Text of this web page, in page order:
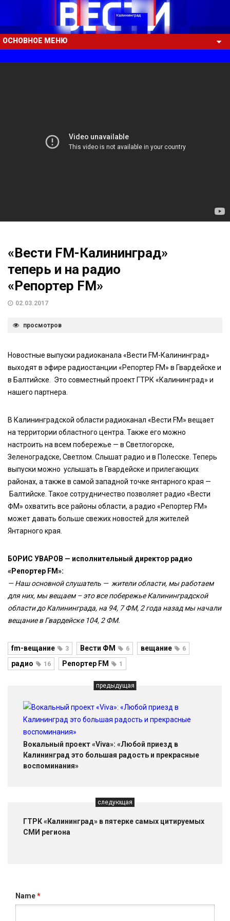
ОСНОВНОЕ МЕНЮ
«Вести FM-Калининград»
теперь и на радио
«Репортер FM»
02.03.2017
просмотров
Новостные выпуски радиоканала «Вести FM-Калининград»
выходят в эфире радиостанции «Репортер FM» в Гвардейске и
в Балтийске. Это совместный проект ГТРК «Калининград» и
нашего партнера.
В Калининградской области радиоканал «Вести FM» вещает
на территории областного центра. Также его можно
настроить на всем побережье — в Светлогорске,
Зеленоградске, Светлом. Слышат радио и в Полесске. Теперь
выпуски можно услышать в Гвардейске и прилегающих
районах, а также в самой западной точке янтарного края —
Балтийске. Такое сотрудничество позволяет радио «Вести
ФМ» охватить все районы области, а радио «Репортер FM»
может давать больше свежих новостей для жителей
Янтарного края.
БОРИС УВАРОВ — исполнительный директор радио
«Репортер FM»:
— Наш основной слушатель — жители области, мы работаем
для них, мы вещаем – это все побережье Калининградской
области до Калининграда, на 94, 7 ФМ, 2 года назад мы начали
вещание в Гвардейске 104, 2 ФМ.
fm-вещание 3 Вести ФМ 6 вещание 6
радио 16 Репортер FM 1
предыдущая
Вокальный проект «Viva»: «Любой приезд в
Калининград это большая радость и прекрасные
воспоминания»
следующая
ГТРК «Калининград» в пятерке самых цитируемых
СМИ региона
Name*